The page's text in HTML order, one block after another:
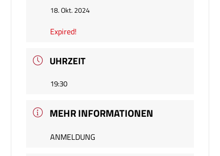
18. Okt. 2024
Expired!
UHRZEIT
19:30
MEHR INFORMATIONEN
ANMELDUNG